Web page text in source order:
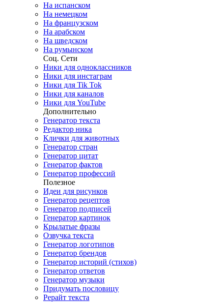
На испанском
На немецком
На французском
На арабском
На шведском
На румынском
Соц. Сети
Ники для одноклассников
Ники для инстаграм
Ники для Tik Tok
Ники для каналов
Ники для YouTube
Дополнительно
Генератор текста
Редактор ника
Клички для животных
Генератор стран
Генератор цитат
Генератор фактов
Генератор профессий
Полезное
Идеи для рисунков
Генератор рецептов
Генератор подписей
Генератор картинок
Крылатые фразы
Озвучка текста
Генератор логотипов
Генератор брендов
Генератор историй (стихов)
Генератор ответов
Генератор музыки
Придумать пословицу
Рерайт текста